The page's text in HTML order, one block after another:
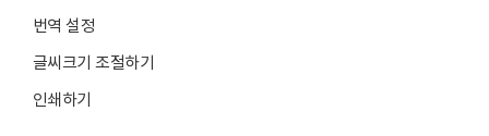
번역 설정
글씨크기 조절하기
인쇄하기